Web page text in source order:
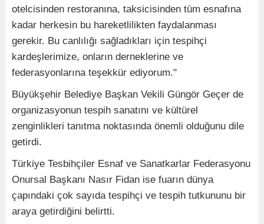
otelcisinden restoranına, taksicisinden tüm esnafına
kadar herkesin bu hareketlilikten faydalanması
gerekir. Bu canlılığı sağladıkları için tespihçi
kardeşlerimize, onların derneklerine ve
federasyonlarına teşekkür ediyorum."
Büyükşehir Belediye Başkan Vekili Güngör Geçer de
organizasyonun tespih sanatını ve kültürel
zenginlikleri tanıtma noktasında önemli olduğunu dile
getirdi.
Türkiye Tesbihçiler Esnaf ve Sanatkarlar Federasyonu
Onursal Başkanı Nasır Fidan ise fuarın dünya
çapındaki çok sayıda tespihçi ve tespih tutkununu bir
araya getirdiğini belirtti.